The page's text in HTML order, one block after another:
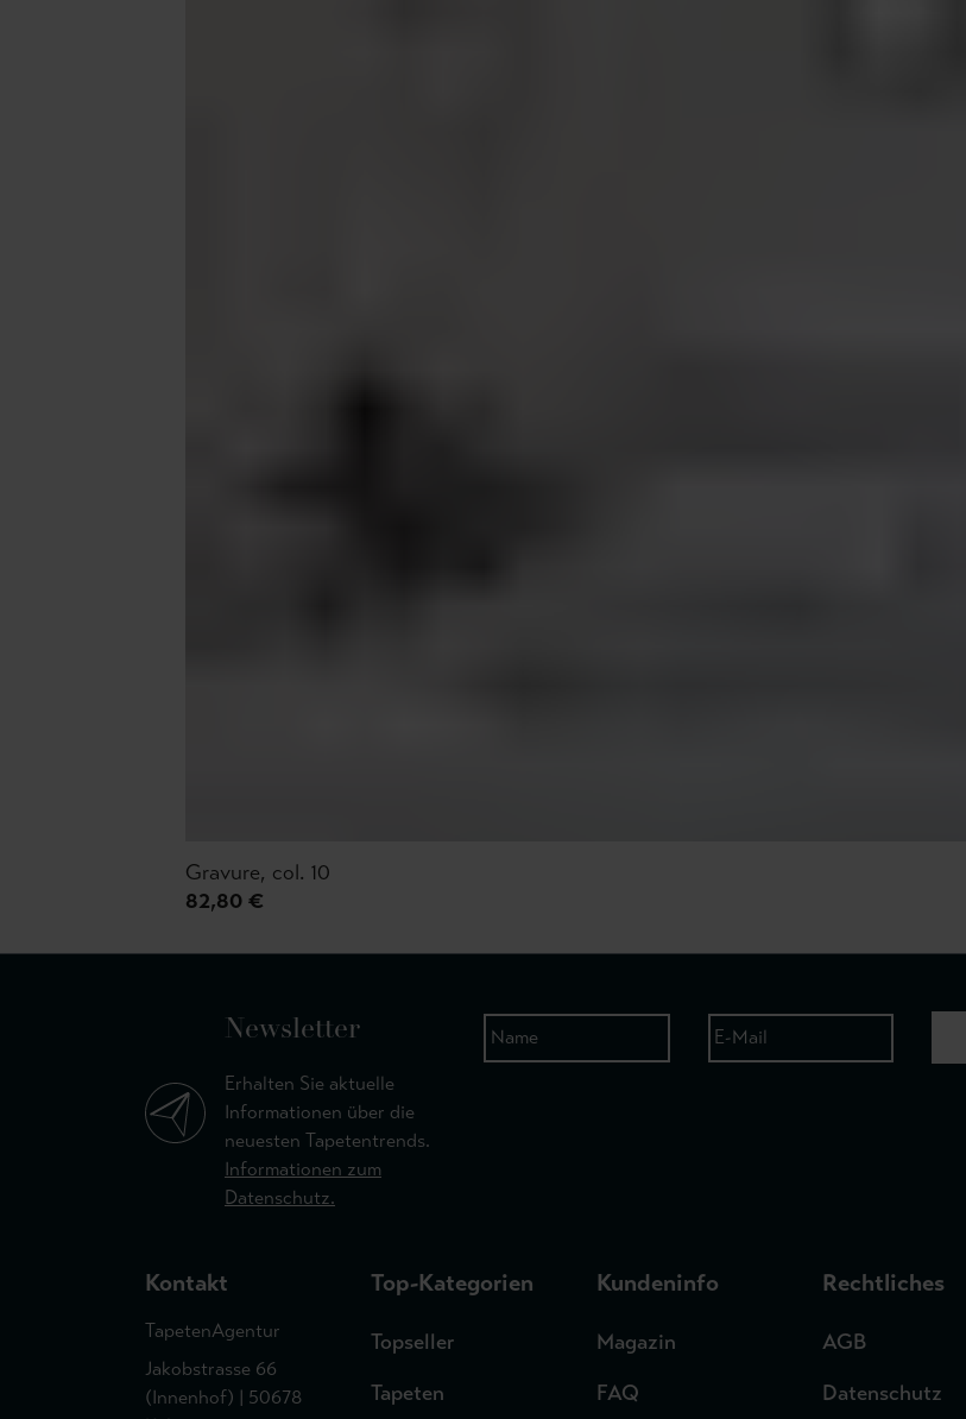
Gravure, col. 10
82,80 €
Newsletter
Erhalten Sie aktuelle
Informationen über die
neuesten Tapetentrends.
Informationen zum
Datenschutz.
Kontakt
TapetenAgentur
Jakobstrasse 66
(Innenhof) | 50678
Top-Kategorien
Topseller
Tapeten
Kundeninfo
Magazin
FAQ
Rechtliches
AGB
Datenschutz